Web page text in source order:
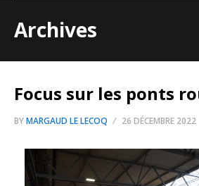
Archives
Focus sur les ponts
BYMARGAUD LE LECOQ 26 DÉCEMBRE 2022